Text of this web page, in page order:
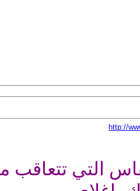
http://
التي